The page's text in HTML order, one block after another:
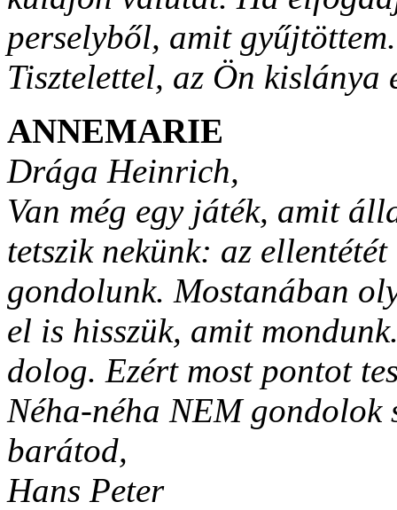
perselyből, amit gyűjtöttem.
Tisztelettel, az Ön
ANNEMARIE
Drága Heinrich,
Van még egy játék, amit
tetszik nekünk: az
gondolunk. Mostanában
el is hisszük, amit
dolog. Ezért most pontot
Néha-néha NEM gondolok
barátod,
Hans Peter